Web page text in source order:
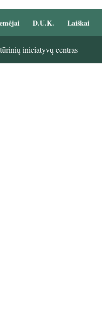
D.U.K. Laiškai
iniciatyvų centras